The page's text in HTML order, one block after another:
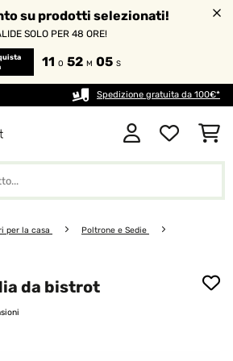
su prodotti selezionati!
SOLO PER 48 ORE!
11 O 52 M 04 S
Spedizione gratuita da 100€*
per la casa Poltrone e Sedie
da bistrot